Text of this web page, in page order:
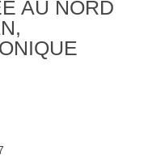
AU NORD